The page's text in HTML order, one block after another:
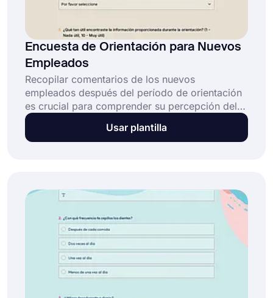
Encuesta de Orientación para Nuevos
Empleados
Recopilar comentarios de los nuevos
empleados después del período de orientación
es crucial para comprender su percepción del
proceso e identificar áreas a mejorar. Una
encuesta de orientación para nuevos empleados
Usar plantilla